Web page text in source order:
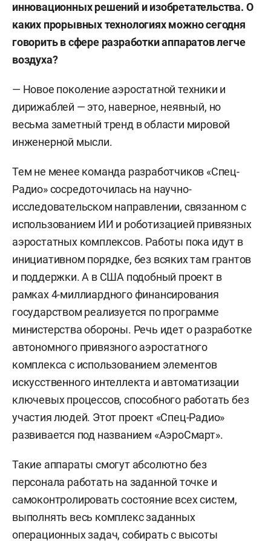
инновационных решений и изобретательства. О
каких прорывных технологиях можно сегодня
говорить в сфере разработки аппаратов легче
воздуха?
— Новое поколение аэростатной техники и
дирижаблей — это, наверное, неявный, но
весьма заметный тренд в области мировой
инженерной мысли.
Тем не менее команда разработчиков «Спец-
Радио» сосредоточилась на научно-
исследовательском направлении, связанном с
использованием ИИ и роботизацией привязных
аэростатных комплексов. Работы пока идут в
инициативном порядке, без всяких там грантов
и поддержки. А в США подобный проект в
рамках 4-миллиардного финансирования
государством реализуется по программе
министерства обороны. Речь идет о разработке
автономного привязного аэростатного
комплекса с использованием элементов
искусственного интеллекта и автоматизации
ключевых процессов, способного работать без
участия людей. Этот проект «Спец-Радио»
развивается под названием «АэроСмарт».
Такие аппараты смогут абсолютно без
персонала работать на заданной точке и
самоконтролировать состояние всех систем,
выполнять весь комплекс заданных
операционных задач, собирать с высоты